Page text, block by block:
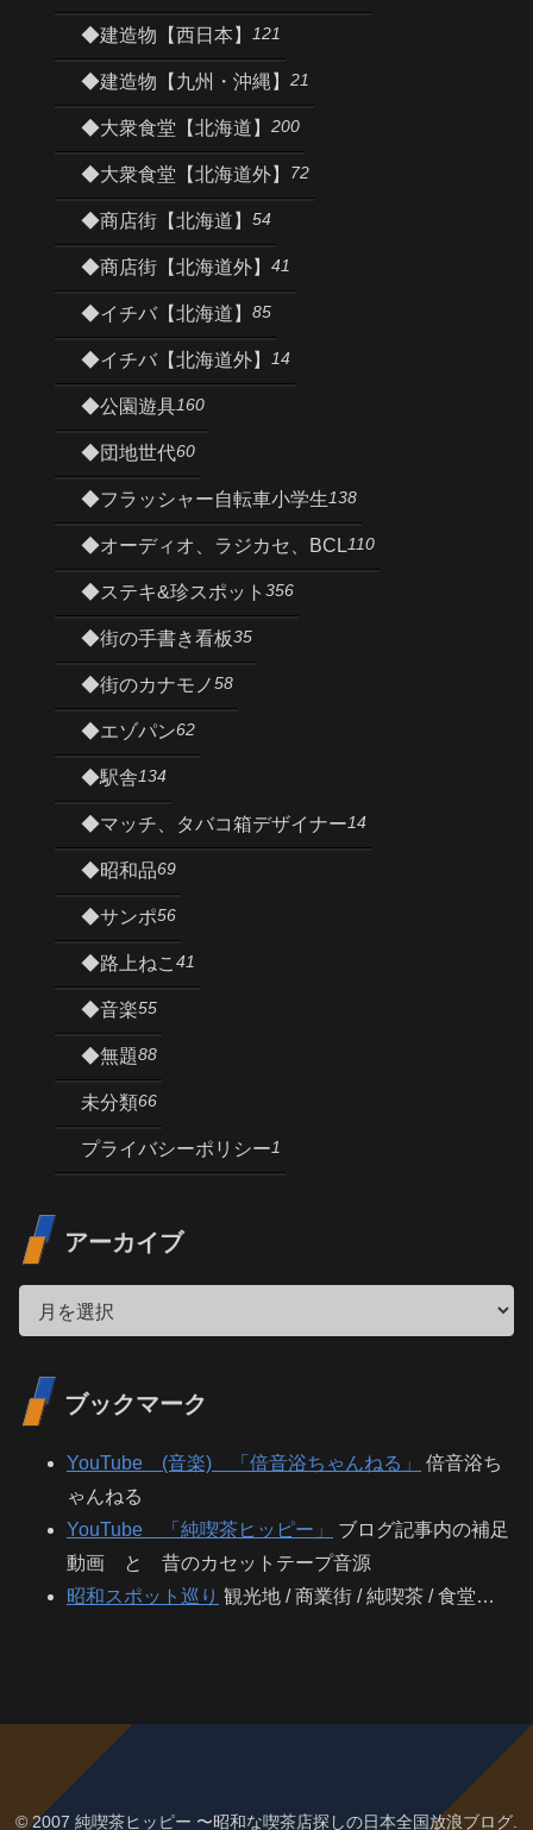
◆建造物【西日本】 121
◆建造物【九州・沖縄】 21
◆大衆食堂【北海道】 200
◆大衆食堂【北海道外】 72
◆商店街【北海道】 54
◆商店街【北海道外】 41
◆イチバ【北海道】 85
◆イチバ【北海道外】 14
◆公園遊具160
◆団地世代60
◆フラッシャー自転車小学生138
◆オーディオ、ラジカセ、BCL110
◆ステキ&珍スポット 356
◆街の手書き看板35
◆街のカナモノ58
◆エゾパン62
◆駅舎134
◆マッチ、タバコ箱デザイナー14
◆昭和品69
◆サンポ56
◆路上ねこ 41
◆音楽55
◆無題88
未分類66
プライバシーポリシー1
アーカイブ
ブックマーク
YouTube (音楽) 「倍音浴ちゃんねる」
倍音浴ち
ゃんねる
YouTube 「純喫茶ヒッピー」
ブログ記事内の補足
動画 と 昔のカセットテープ音源
昭和スポット巡り 観光地 / 商業街 / 純喫茶 / 食堂…
© 2007 純喫茶ヒッピー 〜昭和な喫茶店探しの日本全国放浪ブログ.